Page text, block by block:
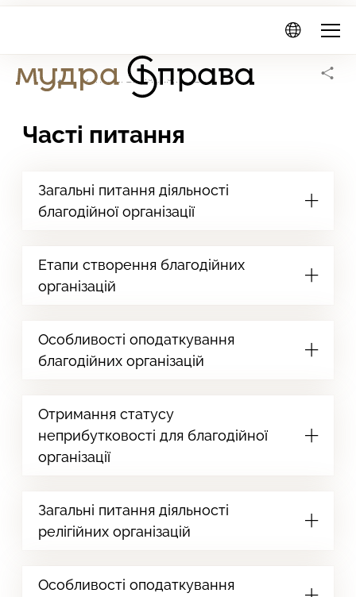
Мудра
Головна сторінка
Консультаційний центр
Часті питання
Загальні питання діяльності
благодійної організації
Етапи створення благодійних
організацій
Особливості оподаткування
благодійних організацій
Отримання статусу
неприбутковості для благодійної
організації
Загальні питання діяльності
релігійних організацій
Особливості оподаткування